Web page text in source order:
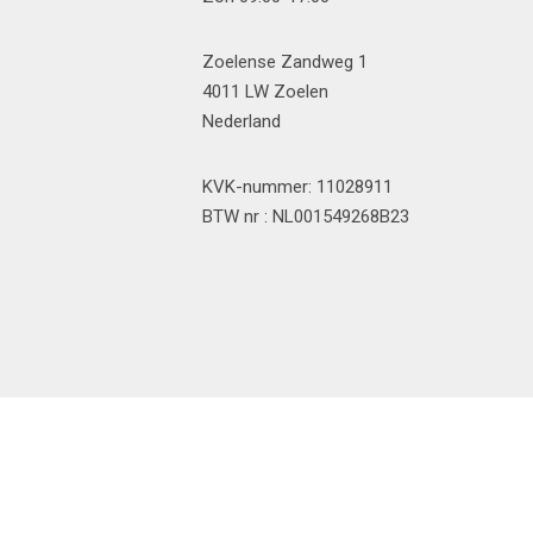
Zoelense Zandweg 1
4011 LW Zoelen
Nederland
KVK-nummer: 11028911
BTW nr : NL001549268B23